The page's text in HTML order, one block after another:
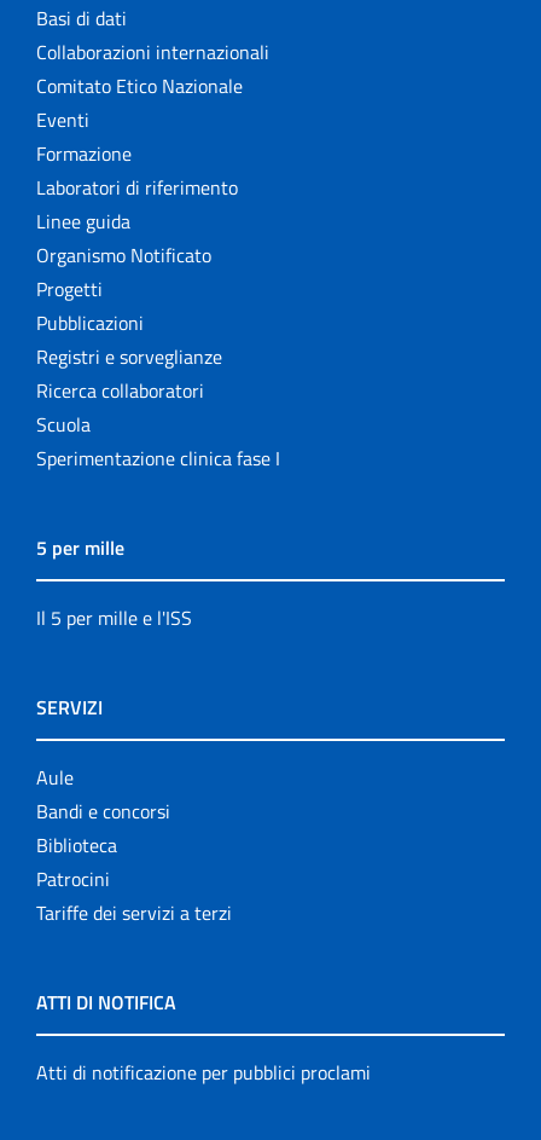
Basi di dati
Collaborazioni internazionali
Comitato Etico Nazionale
Eventi
Formazione
Laboratori di riferimento
Linee guida
Organismo Notificato
Progetti
Pubblicazioni
Registri e sorveglianze
Ricerca collaboratori
Scuola
Sperimentazione clinica fase I
5 per mille
Il 5 per mille e l'ISS
SERVIZI
Aule
Bandi e concorsi
Biblioteca
Patrocini
Tariffe dei servizi a terzi
ATTI DI NOTIFICA
Atti di notificazione per pubblici proclami